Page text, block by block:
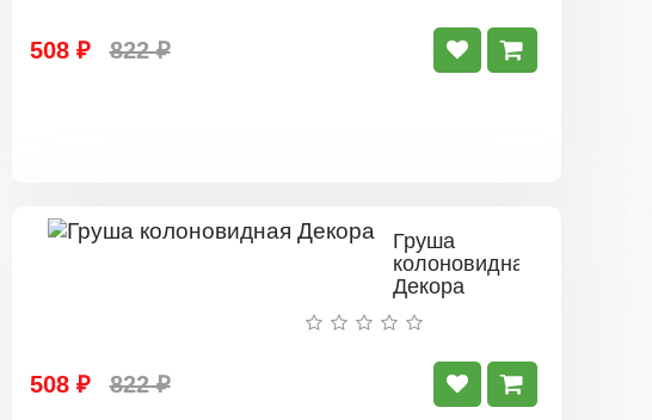
508 ₽ 822 ₽
Груша
колоновидная
Декора
508 ₽ 822 ₽